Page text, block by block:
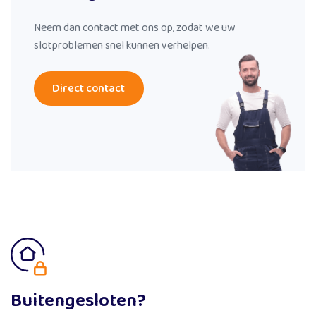
Neem dan contact met ons op, zodat we uw
slotproblemen snel kunnen verhelpen.
Direct contact
Buitengesloten?